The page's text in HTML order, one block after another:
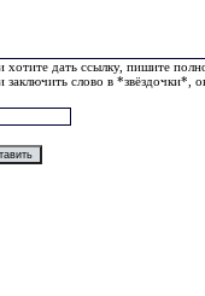
хотите дать ссылку, пишите
заключить слово в *звёздочки*,